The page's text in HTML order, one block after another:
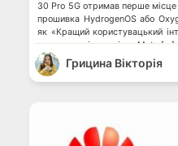
30 Pro 5G отримав перше
прошивка HydrogenOS або
як «Кращий користувацький
третьому місцях після Mate […]
Грицина Вікторія